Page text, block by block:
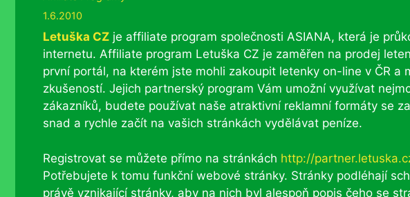
1.6.2010
Letuška CZ je affiliate program společnosti ASIANA, která je
internetu. Affiliate program Letuška CZ je zaměřen na prodej
první portál, na kterém jste mohli zakoupit letenky on-line v ČR a
zkušeností. Jejich partnerský program Vám umožní využívat
zákazníků, budete používat naše atraktivní reklamní formáty se
snad a rychle začít na vašich stránkách vydělávat peníze.
Registrovat se můžete přímo na stránkách http://
Potřebujete k tomu funkční webové stránky. Stránky podléhají
právě vznikající stránky, aby na nich byl alespoň popis čeho se